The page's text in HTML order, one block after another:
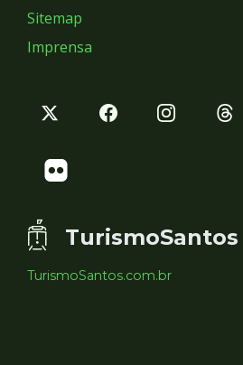
Sitemap
Imprensa
TurismoSantos
TurismoSantos.com.br